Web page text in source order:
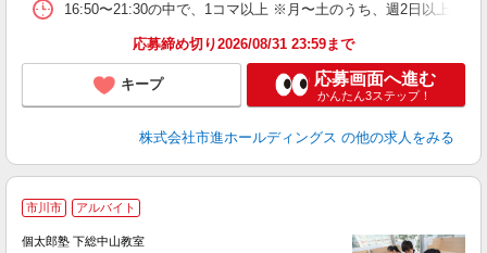
16:50〜21:30の中で、1コマ以上 ※月〜土のうち、週2日以上
応募締め切り2026/08/31 23:59まで
キープ 応募画面へ進む
かんたん3ステップ！
株式会社市進ホールディングス の他の求人をみる
市川市 アルバイト
個太郎塾 下総中山教室